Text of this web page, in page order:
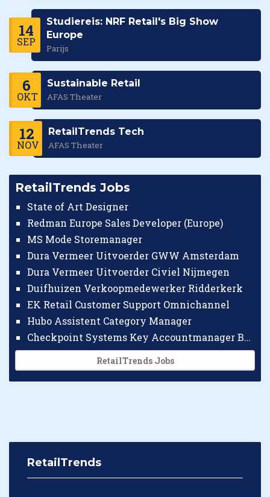
14
SEP
Studiereis: NRF Retail's Big Show
Europe
Parijs
6
OKT
Sustainable Retail
AFAS Theater
12
NOV
RetailTrends Tech
AFAS Theater
RetailTrends Jobs
State of Art Designer
Redman Europe Sales Developer (Europe)
MS Mode Storemanager
Dura Vermeer Uitvoerder GWW Amsterdam
Dura Vermeer Uitvoerder Civiel Nijmegen
Duifhuizen Verkoopmedewerker Ridderkerk
EK Retail Customer Support Omnichannel
Hubo Assistent Category Manager
Checkpoint Systems Key Accountmanager Benelux
RetailTrends Jobs
RetailTrends